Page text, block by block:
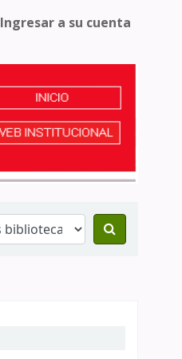
Ingresar a su cuenta